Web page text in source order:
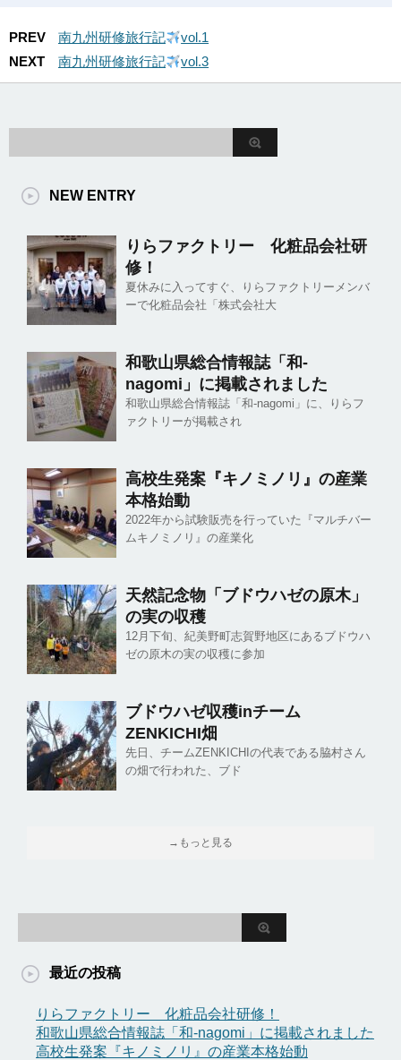
PREV 南九州研修旅行記
vol.1
NEXT
南九州研修旅行記 vol.3
NEW ENTRY
りらファクトリー 化粧品会社研
修！
夏休みに入ってすぐ、りらファクトリーメンバ
ーで化粧品会社「株式会社大
和歌山県総合情報誌「和-
nagomi」に掲載されました
和歌山県総合情報誌「和-nagomi」に、りらフ
ァクトリーが掲載され
高校生発案『キノミノリ』の産業
本格始動
2022年から試験販売を行っていた『マルチバー
ムキノミノリ』の産業化
天然記念物「ブドウハゼの原木」
の実の収穫
12月下旬、紀美野町志賀野地区にあるブドウハ
ゼの原木の実の収穫に参加
ブドウハゼ収穫inチーム
ZENKICHI畑
先日、チームZENKICHIの代表である脇村さん
の畑で行われた、ブド
→もっと見る
最近の投稿
りらファクトリー 化粧品会社研修！
和歌山県総合情報誌「和-nagomi」に掲載されました
高校生発案『キノミノリ』の産業本格始動